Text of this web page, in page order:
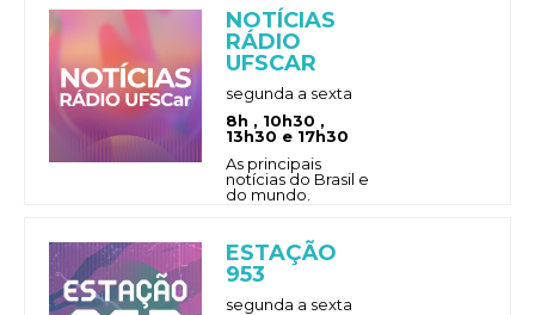
NOTÍCIAS
RÁDIO
UFSCAR
segunda a sexta
8h , 10h30 ,
13h30 e 17h30
As principais
notícias do Brasil e
do mundo.
ESTAÇÃO
953
segunda a sexta